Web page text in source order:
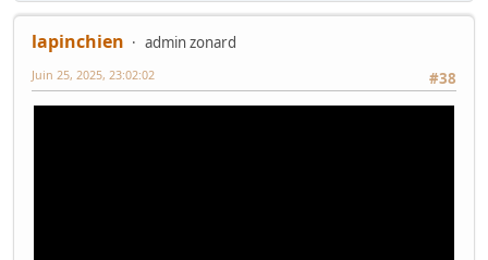
lapinchien
admin zonard
#38
Juin 25, 2025, 23:02:02